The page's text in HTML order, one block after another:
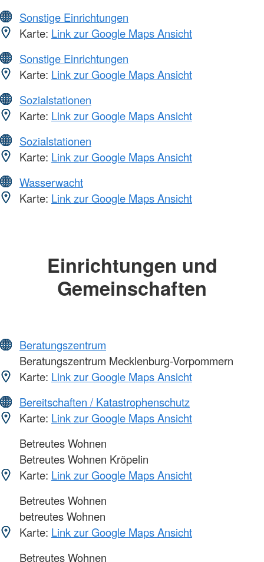
Sonstige Einrichtungen
Karte: Link zur Google Maps Ansicht
Sonstige Einrichtungen
Karte: Link zur Google Maps Ansicht
Sozialstationen
Karte: Link zur Google Maps Ansicht
Sozialstationen
Karte: Link zur Google Maps Ansicht
Wasserwacht
Karte: Link zur Google Maps Ansicht
Einrichtungen und
Gemeinschaften
Beratungszentrum
Beratungszentrum Mecklenburg-Vorpommern
Karte: Link zur Google Maps Ansicht
Bereitschaften / Katastrophenschutz
Karte: Link zur Google Maps Ansicht
Betreutes Wohnen
Betreutes Wohnen Kröpelin
Karte: Link zur Google Maps Ansicht
Betreutes Wohnen
betreutes Wohnen
Karte: Link zur Google Maps Ansicht
Betreutes Wohnen